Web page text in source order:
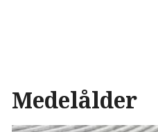
Medelålder